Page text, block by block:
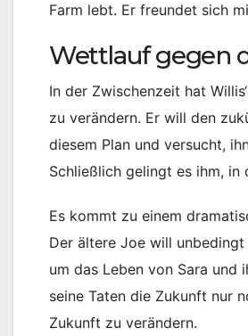
Farm lebt. Er freundet sich
Wettlauf gegen
In der Zwischenzeit hat
zu verändern. Er will den
diesem Plan und versucht,
Schließlich gelingt es ihm, in
Es kommt zu einem
Der ältere Joe will
um das Leben von Sara und
seine Taten die Zukunft nur
Zukunft zu verändern.